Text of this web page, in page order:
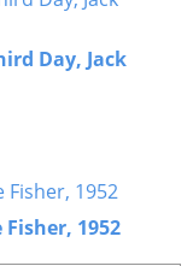
Day, Jack
Fisher, 1952